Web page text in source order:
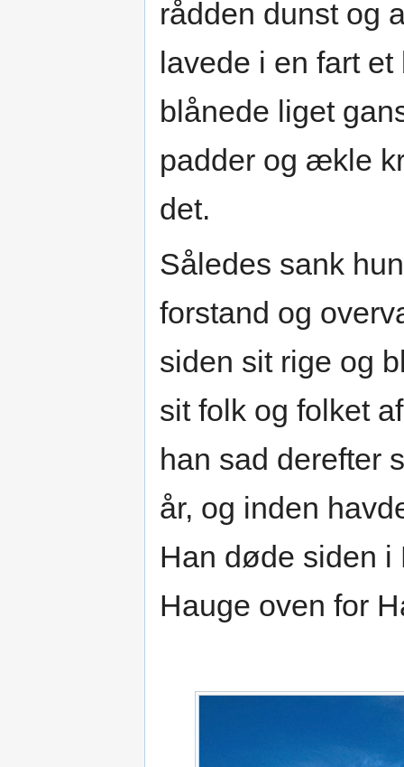
rådden dunst og
lavede i en fart
blånede liget
padder og ækle
det.
Således sank
forstand og
siden sit rige og
sit folk og folket
han sad derefter
år, og inden
Han døde siden
Hauge oven for